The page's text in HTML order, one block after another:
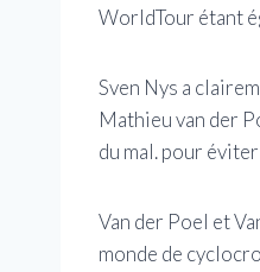
WorldTour étant
Sven Nys a
Mathieu van der
du mal. pour
Van der Poel et
monde de